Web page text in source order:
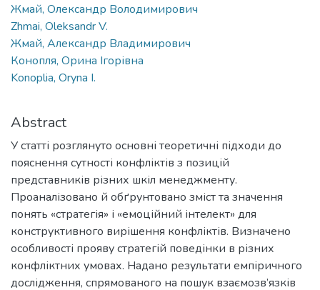
Жмай, Олександр Володимирович
Zhmai, Oleksandr V.
Жмай, Александр Владимирович
Конопля, Орина Ігорівна
Konoplia, Oryna I.
Abstract
У статті розглянуто основні теоретичні підходи до
пояснення сутності конфліктів з позицій
представників різних шкіл менеджменту.
Проаналізовано й обґрунтовано зміст та значення
понять «стратегія» і «емоційний інтелект» для
конструктивного вирішення конфліктів. Визначено
особливості прояву стратегій поведінки в різних
конфліктних умовах. Надано результати емпіричного
дослідження, спрямованого на пошук взаємозв’язків